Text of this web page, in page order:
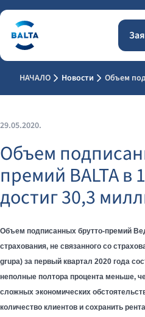
НАЧАЛО Новости Объем
29.05.2020.
Объем
премий BALTA в
достиг 30,3
Объем подписанных брутто-премий
страхования, не связанного со
grupa) за первый квартал 2020 года
неполные полтора процента меньше,
сложных экономических
количество клиентов и сохранить